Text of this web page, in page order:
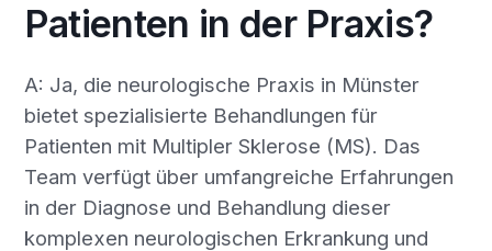
Patienten in der Praxis?
A: Ja, die neurologische Praxis in Münster
bietet spezialisierte Behandlungen für
Patienten mit Multipler Sklerose (MS). Das
Team verfügt über umfangreiche Erfahrungen
in der Diagnose und Behandlung dieser
komplexen neurologischen Erkrankung und